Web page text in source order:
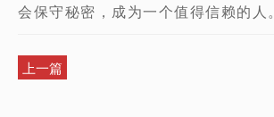
会保守秘密，成为一个值得信赖的人。
上一篇